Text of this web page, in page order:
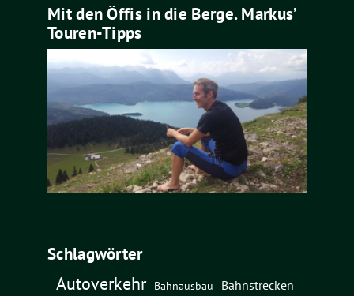
Mit den Öffis in die Berge. Markus’
Touren-Tipps
Schlagwörter
Autoverkehr Bahnausbau
Bahnstrecken